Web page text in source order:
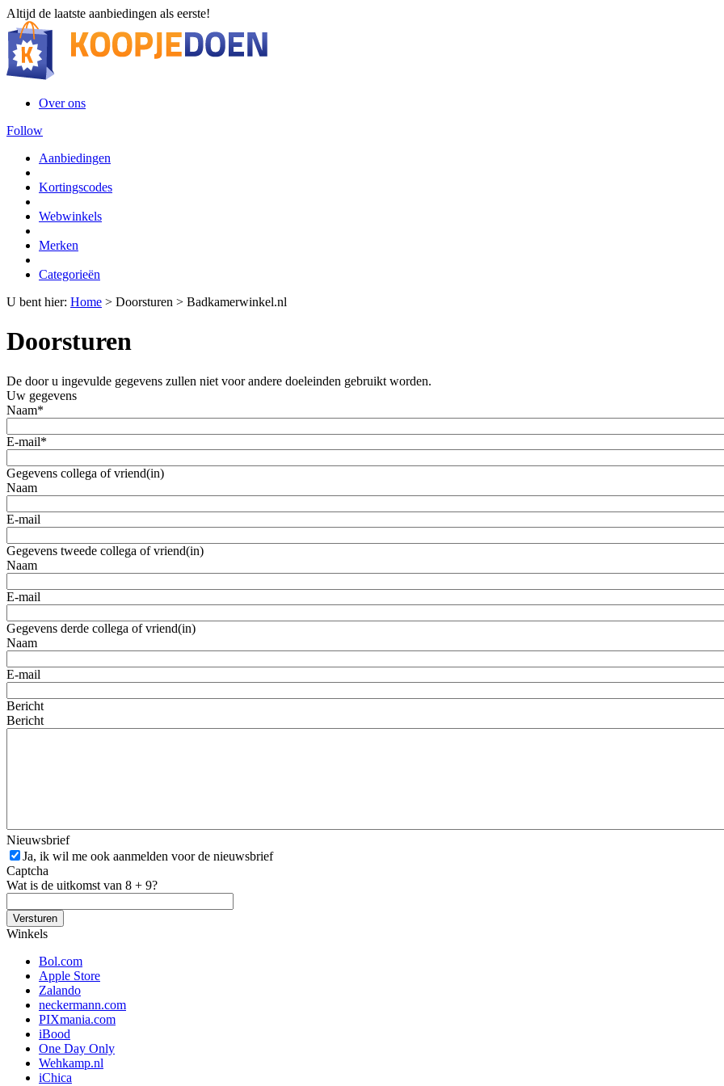
Altijd de laatste aanbiedingen als eerste!
Over ons
Follow
Aanbiedingen
Kortingscodes
Webwinkels
Merken
Categorieën
U bent hier: Home > Doorsturen > Badkamerwinkel.nl
Doorsturen
De door u ingevulde gegevens zullen niet voor andere doeleinden gebruikt worden.
Uw gegevens
Naam*
E-mail*
Gegevens collega of vriend(in)
Naam
E-mail
Gegevens tweede collega of vriend(in)
Naam
E-mail
Gegevens derde collega of vriend(in)
Naam
E-mail
Bericht
Bericht
Nieuwsbrief
Ja, ik wil me ook aanmelden voor de nieuwsbrief
Captcha
Wat is de uitkomst van 8 + 9?
Winkels
Bol.com
Apple Store
Zalando
neckermann.com
PIXmania.com
iBood
One Day Only
Wehkamp.nl
iChica